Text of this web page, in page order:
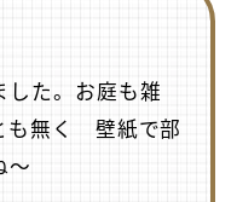
した。お庭も雑
も無く 壁紙で部
～